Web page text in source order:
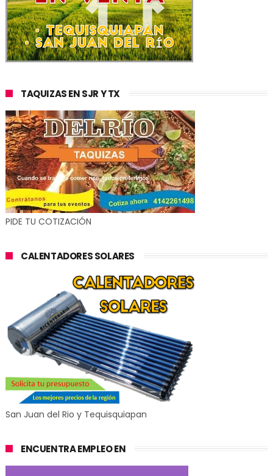
TAQUIZAS EN SJR Y TX
PIDE TU COTIZACIÓN
CALENTADORES SOLARES
San Juan del Rio y Tequisquiapan
ENCUENTRA EMPLEO EN